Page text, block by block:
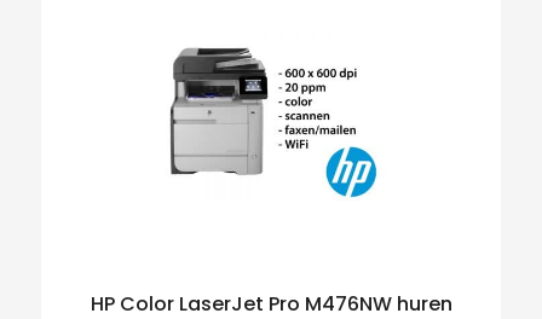
HP Color LaserJet Pro M476NW huren